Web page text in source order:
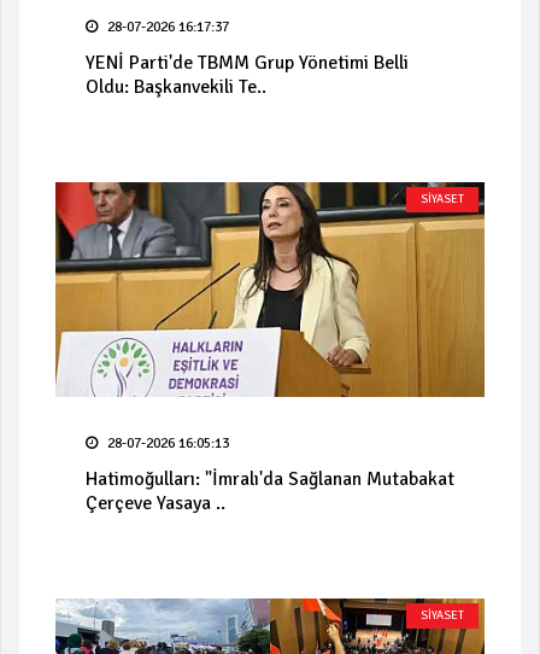
28-07-2026 16:17:37
YENİ Parti'de TBMM Grup Yönetimi Belli
Oldu: Başkanvekili Te..
SİYASET
28-07-2026 16:05:13
Hatimoğulları: "İmralı'da Sağlanan Mutabakat
Çerçeve Yasaya ..
SİYASET